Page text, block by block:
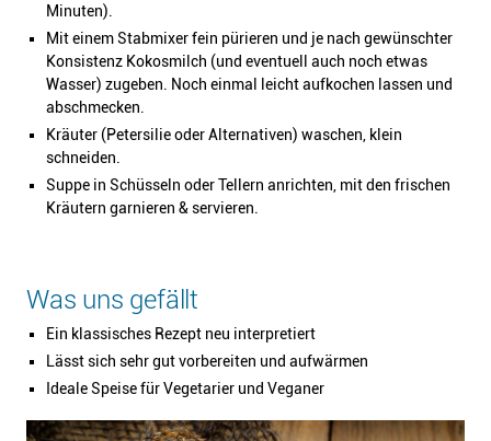
Minuten).
Mit einem Stabmixer fein pürieren und je nach gewünschter
Konsistenz Kokosmilch (und eventuell auch noch etwas
Wasser) zugeben. Noch einmal leicht aufkochen lassen und
abschmecken.
Kräuter (Petersilie oder Alternativen) waschen, klein
schneiden.
Suppe in Schüsseln oder Tellern anrichten, mit den frischen
Kräutern garnieren & servieren.
Was uns gefällt
Ein klassisches Rezept neu interpretiert
Lässt sich sehr gut vorbereiten und aufwärmen
Ideale Speise für Vegetarier und Veganer